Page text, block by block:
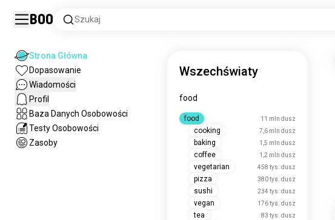
Boo Szukaj
Strona Główna
Dopasowanie
Wiadomości
Profil
Baza Danych Osobowości
Testy Osobowości
Zasoby
Wszechświaty
food
food 11 mln dusz
cooking 7,6 mln dusz
baking 1,5 mln dusz
coffee 1,2 mln dusz
vegetarian 458 tys. dusz
pizza 380 tys. dusz
sushi 234 tys. dusz
vegan 176 tys. dusz
tea 83 tys. dusz